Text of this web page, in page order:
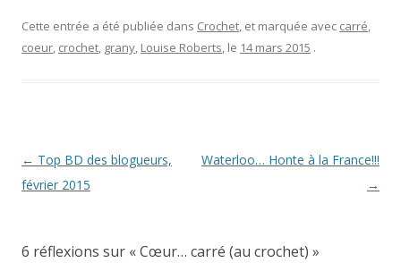
Cette entrée a été publiée dans Crochet, et marquée avec carré,
coeur, crochet, grany, Louise Roberts, le 14 mars 2015 .
Navigation
des
← Top BD des blogueurs,
février 2015
Waterloo… Honte à la France!!!
→
6 réflexions sur «Cœur… carré (au crochet) »